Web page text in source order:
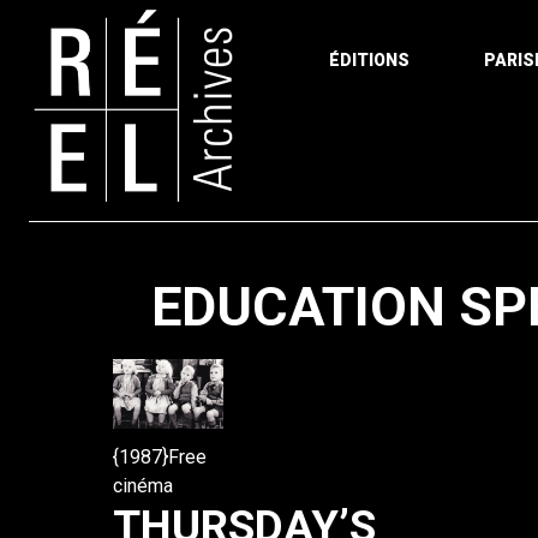
ÉDITIONS
EDUCATION
{1987}Free
cinéma
THURSDAY’S